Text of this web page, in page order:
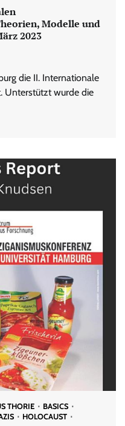
Modelle und
2023
die II. Internationale
Unterstützt wurde die
THORIE
BASICS
HOLOCAUST